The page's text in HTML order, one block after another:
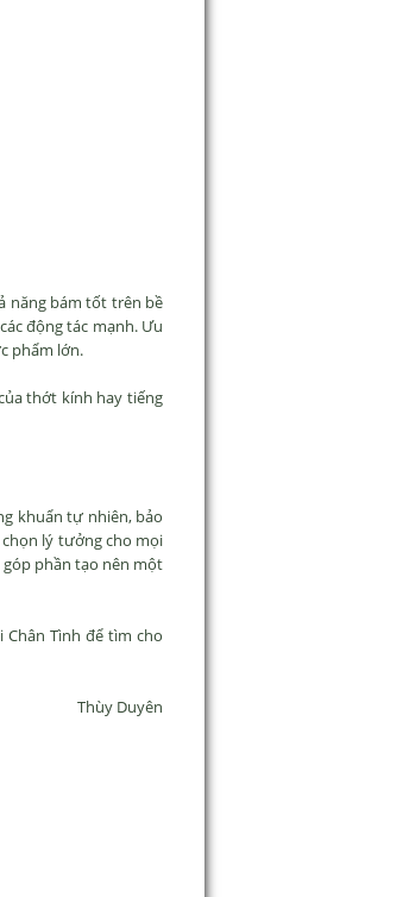
năng bám tốt trên bề
động tác mạnh. Ưu
phẩm lớn.
thớt kính hay tiếng
khuẩn tự nhiên, bảo
lý tưởng cho mọi
phần tạo nên một
Tình để tìm cho
Thùy Duyên